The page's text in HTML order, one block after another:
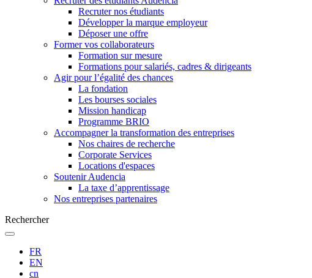
Recruter nos étudiants
Développer la marque employeur
Déposer une offre
Former vos collaborateurs
Formation sur mesure
Formations pour salariés, cadres & dirigeants
Agir pour l’égalité des chances
La fondation
Les bourses sociales
Mission handicap
Programme BRIO
Accompagner la transformation des entreprises
Nos chaires de recherche
Corporate Services
Locations d'espaces
Soutenir Audencia
La taxe d’apprentissage
Nos entreprises partenaires
Rechercher
FR
EN
cn